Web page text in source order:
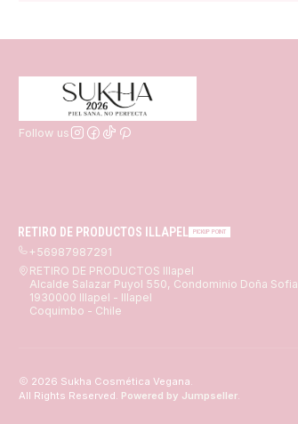
Follow us
RETIRO DE PRODUCTOS ILLAPEL PICKUP POINT
+56987987291
RETIRO DE PRODUCTOS Illapel
Alcalde Salazar Puyol 550, Condominio Doña Sofia
1930000 Illapel - Illapel
Coquimbo - Chile
2026 Sukha Cosmética Vegana.
All Rights Reserved. Powered by Jumpseller.